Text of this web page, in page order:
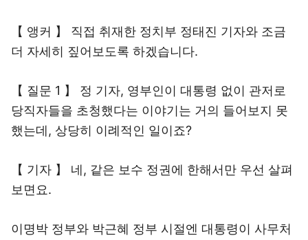
【 앵커 】 직접 취재한 정치부 정태진 기자와 조금
더 자세히 짚어보도록 하겠습니다.
【 질문 1 】 정 기자, 영부인이 대통령 없이 관저로
당직자들을 초청했다는 이야기는 거의 들어보지 못
했는데, 상당히 이례적인 일이죠?
【 기자 】 네, 같은 보수 정권에 한해서만 우선 살펴
보면요.
이명박 정부와 박근혜 정부 시절엔 대통령이 사무처